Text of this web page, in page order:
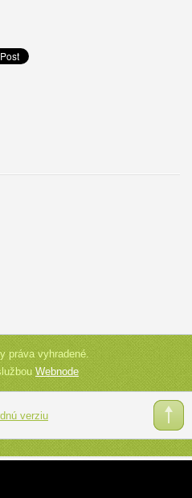
práva vyhradené.
Webnode
verziu